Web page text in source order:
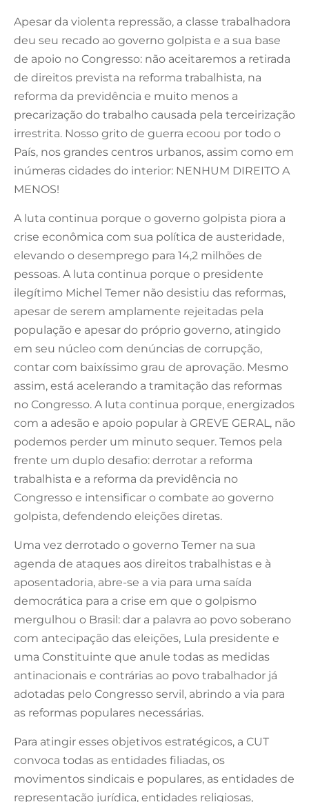
Apesar da violenta repressão, a classe trabalhadora
deu seu recado ao governo golpista e a sua base
de apoio no Congresso: não aceitaremos a retirada
de direitos prevista na reforma trabalhista, na
reforma da previdência e muito menos a
precarização do trabalho causada pela terceirização
irrestrita. Nosso grito de guerra ecoou por todo o
País, nos grandes centros urbanos, assim como em
inúmeras cidades do interior: NENHUM DIREITO A
MENOS!
A luta continua porque o governo golpista piora a
crise econômica com sua política de austeridade,
elevando o desemprego para 14,2 milhões de
pessoas. A luta continua porque o presidente
ilegítimo Michel Temer não desistiu das reformas,
apesar de serem amplamente rejeitadas pela
população e apesar do próprio governo, atingido
em seu núcleo com denúncias de corrupção,
contar com baixíssimo grau de aprovação. Mesmo
assim, está acelerando a tramitação das reformas
no Congresso. A luta continua porque, energizados
com a adesão e apoio popular à GREVE GERAL, não
podemos perder um minuto sequer. Temos pela
frente um duplo desafio: derrotar a reforma
trabalhista e a reforma da previdência no
Congresso e intensificar o combate ao governo
golpista, defendendo eleições diretas.
Uma vez derrotado o governo Temer na sua
agenda de ataques aos direitos trabalhistas e à
aposentadoria, abre-se a via para uma saída
democrática para a crise em que o golpismo
mergulhou o Brasil: dar a palavra ao povo soberano
com antecipação das eleições, Lula presidente e
uma Constituinte que anule todas as medidas
antinacionais e contrárias ao povo trabalhador já
adotadas pelo Congresso servil, abrindo a via para
as reformas populares necessárias.
Para atingir esses objetivos estratégicos, a CUT
convoca todas as entidades filiadas, os
movimentos sindicais e populares, as entidades de
representação jurídica, entidades religiosas,